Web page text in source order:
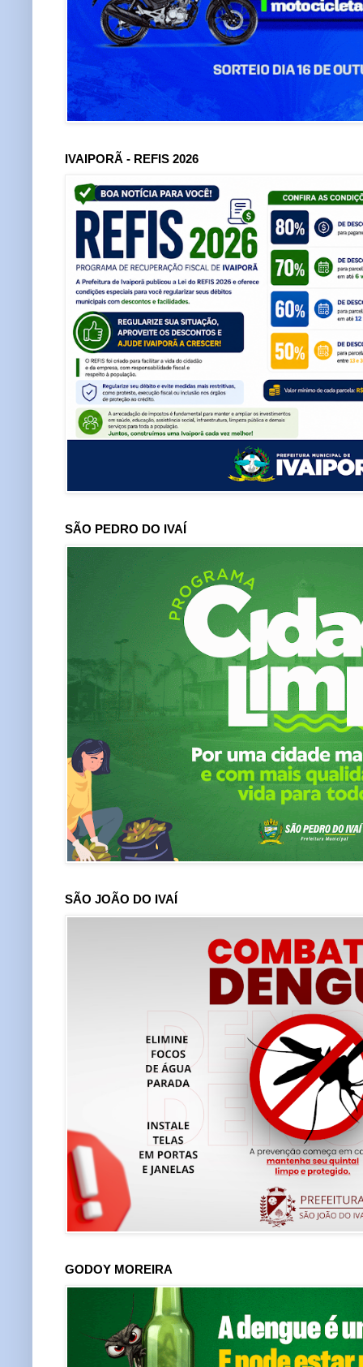
IVAIPORÃ - REFIS 2026
SÃO PEDRO DO IVAÍ
SÃO JOÃO DO IVAÍ
GODOY MOREIRA